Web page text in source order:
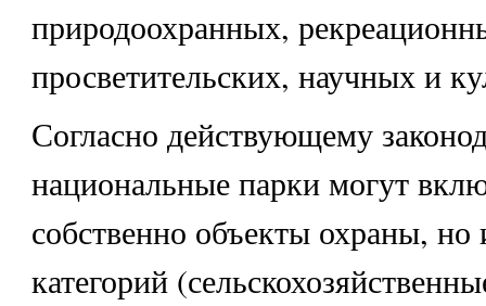
природоохранных,
просветительских, научных и
Согласно действующему
национальные парки могут
собственно объекты охраны,
категорий